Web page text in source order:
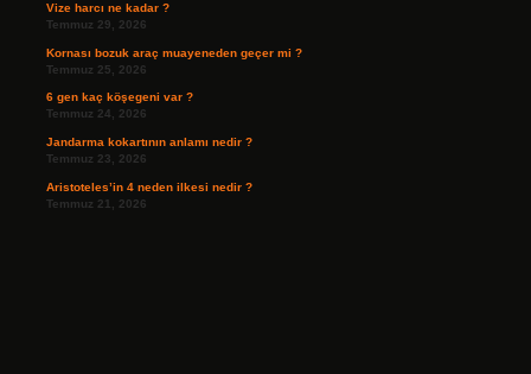
Vize harcı ne kadar ?
Temmuz 29, 2026
Kornası bozuk araç muayeneden geçer mi ?
Temmuz 25, 2026
6 gen kaç köşegeni var ?
Temmuz 24, 2026
Jandarma kokartının anlamı nedir ?
Temmuz 23, 2026
Aristoteles’in 4 neden ilkesi nedir ?
Temmuz 21, 2026